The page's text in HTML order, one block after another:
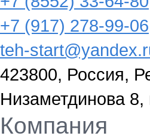
+7 (917) 278-99-06
teh-
423800, Россия,
Низаметдинова
Компания